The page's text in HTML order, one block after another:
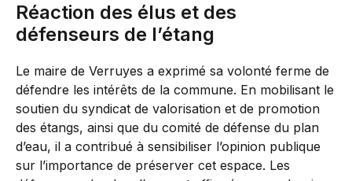
Réaction des élus et des
défenseurs de l’étang
Le maire de Verruyes a exprimé sa volonté ferme de
défendre les intérêts de la commune. En mobilisant le
soutien du syndicat de valorisation et de promotion
des étangs, ainsi que du comité de défense du plan
d’eau, il a contribué à sensibiliser l’opinion publique
sur l’importance de préserver cet espace. Les